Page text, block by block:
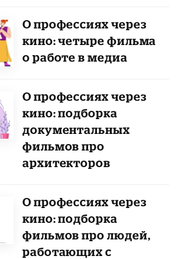
О профессиях через
кино: четыре фильма
о работе в медиа
О профессиях через
кино: подборка
документальных
фильмов про
архитекторов
О профессиях через
кино: подборка
фильмов про людей,
работающих с